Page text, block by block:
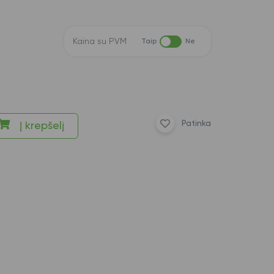
Kaina su PVM Taip Ne
Į krepšelį Patinka